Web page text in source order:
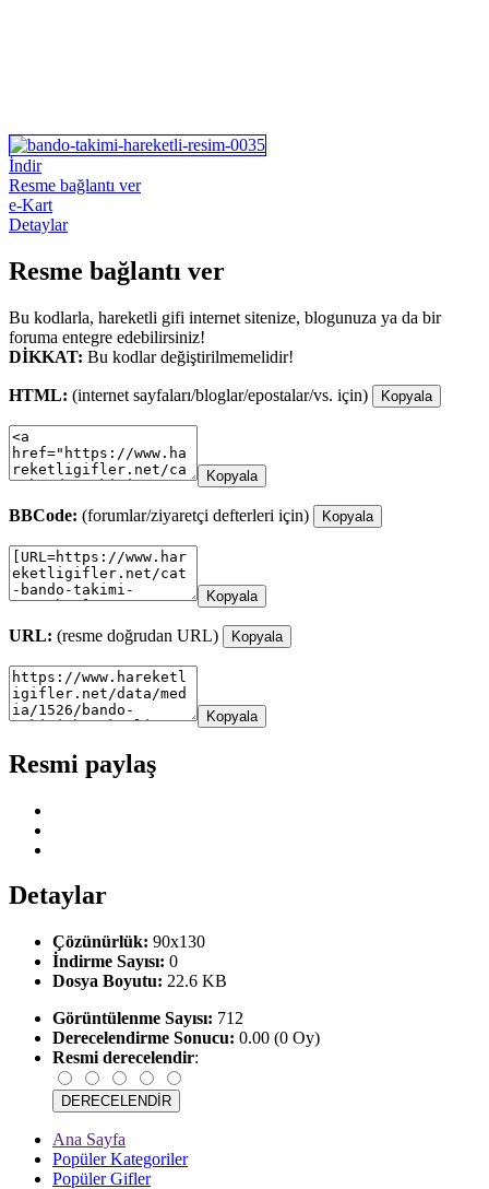
İndir
Resme bağlantı ver
e-Kart
Detaylar
Resme bağlantı ver
Bu kodlarla, hareketli gifi internet sitenize, blogunuza ya da bir
foruma entegre edebilirsiniz!
DİKKAT: Bu kodlar değiştirilmemelidir!
HTML: (internet sayfaları/bloglar/epostalar/vs. için) Kopyala
Kopyala
BBCode: (forumlar/ziyaretçi defterleri için) Kopyala
Kopyala
URL: (resme doğrudan URL) Kopyala
Kopyala
Resmi paylaş
Detaylar
Çözünürlük: 90x130
İndirme Sayısı: 0
Dosya Boyutu: 22.6 KB
Görüntülenme Sayısı: 712
Derecelendirme Sonucu: 0.00 (0 Oy)
Resmi derecelendir:
Ana Sayfa
Popüler Kategoriler
Popüler Gifler